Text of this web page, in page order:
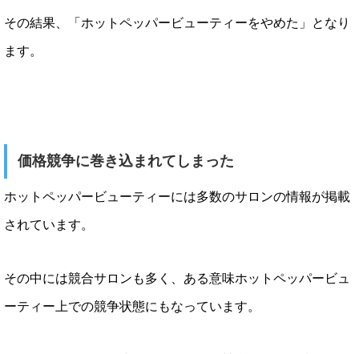
その結果、「ホットペッパービューティーをやめた」となり
ます。
価格競争に巻き込まれてしまった
ホットペッパービューティーには多数のサロンの情報が掲載
されています。
その中には競合サロンも多く、ある意味ホットペッパービュ
ーティー上での競争状態にもなっています。